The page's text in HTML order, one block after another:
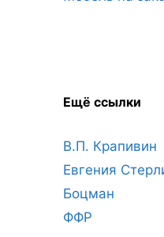
Ещё ссылки
В.П. Крапивин
Евгения
Боцман
ФФР